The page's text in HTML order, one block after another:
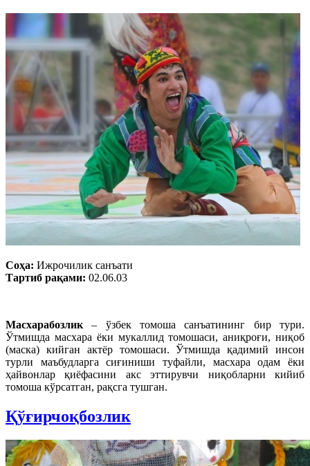
Соҳа: Ижрочилик санъати
Тартиб рақами: 02.06.03
Масхарабозлик– ўзбек томоша санъатининг бир тури.
Ўтмишда масхара ёки мукаллид томошаси, аниқроғи, ниқоб
(маска) кийган актёр томошаси. Ўтмишда қадимий инсон
турли маъбудларга сиғиниши туфайли, масхара одам ёки
ҳайвонлар қиёфасини акс эттирувчи ниқобларни кийиб
томоша кўрсатган, рақсга тушган.
Қўғирчоқбозлик